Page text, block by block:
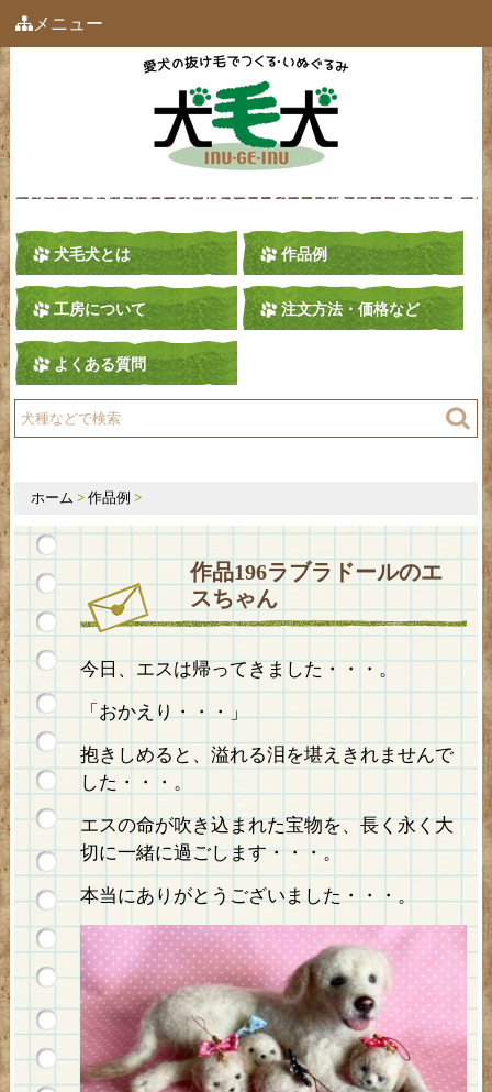
メニュー
犬毛犬とは 作品例
工房について 注文方法・価格など
よくある質問
ホーム > 作品例 >
作品196ラブラドールのエ
スちゃん
今日、エスは帰ってきました・・・。
「おかえり・・・」
抱きしめると、溢れる泪を堪えきれませんで
した・・・。
エスの命が吹き込まれた宝物を、長く永く大
切に一緒に過ごします・・・。
本当にありがとうございました・・・。